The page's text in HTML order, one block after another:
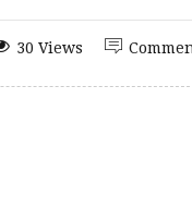
30 Views